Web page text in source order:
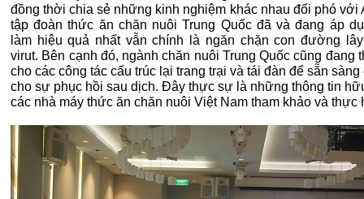
đồng thời chia sẻ những kinh nghiệm khác nhau đối phó với
tập đoàn thức ăn chăn nuôi Trung Quốc đã và đang áp
làm hiệu quả nhất vẫn chính là ngăn chặn con đường
virut. Bên cạnh đó, ngành chăn nuôi Trung Quốc cũng đang
cho các công tác cấu trúc lại trang trại và tái đàn để sẵn sàng
cho sự phục hồi sau dịch. Đây thực sự là những thông tin
các nhà máy thức ăn chăn nuôi Việt Nam tham khảo và thực